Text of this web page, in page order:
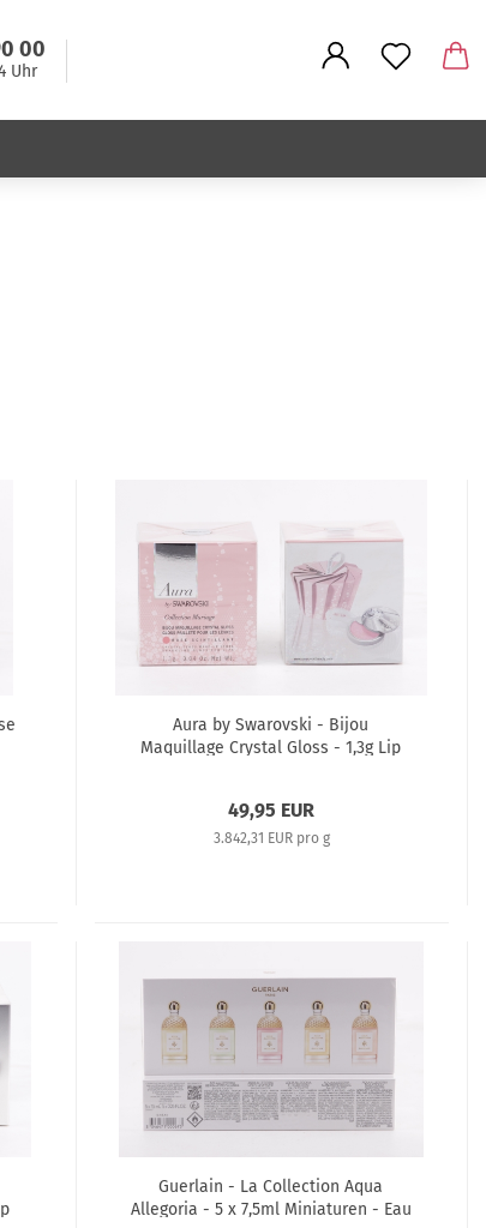
00
Uhr
Aura by Swarovski - Bijou
Maquillage Crystal Gloss - 1,3g Lip
49,95 EUR
3.842,31 EUR pro g
Guerlain - La Collection Aqua
Allegoria - 5 x 7,5ml Miniaturen - Eau